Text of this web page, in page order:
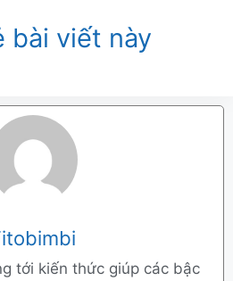
bài viết này
tới kiến thức giúp các bậc